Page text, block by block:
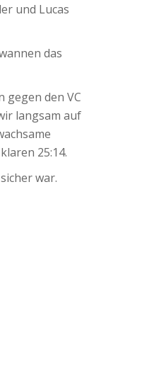
und Lucas
das
den VC
langsam auf
25:14.
war.